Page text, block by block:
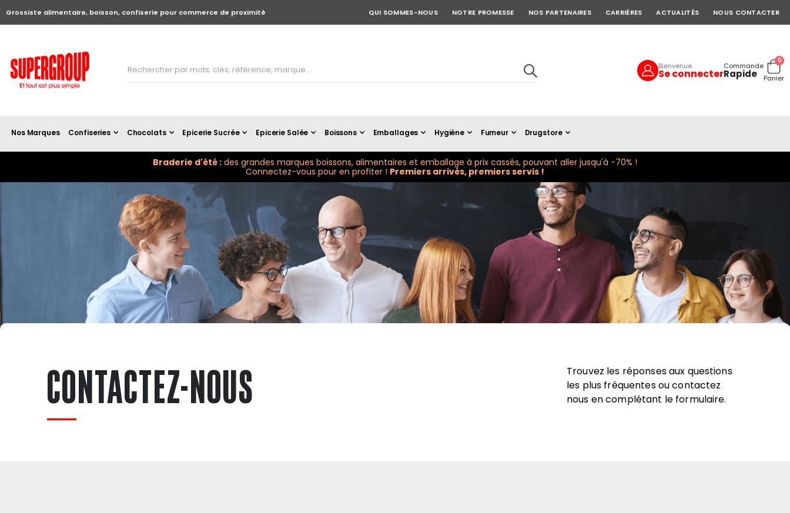
Grossiste alimentaire, boisson, confiserie pour commerce de proximité QUI SOMMES-NOUS NOTRE PROMESSE NOS PARTENAIRES CARRIÈRES ACTUALITÉS NOUS CONTACTER
Bienvenue
Se connecter
Commande
Rapide Cart
0
Panier
Nos Marques Confiseries Chocolats Epicerie Sucrée Epicerie Salée Boissons Emballages Hygiène Fumeur Drugstore
Braderie d'été : des grandes marques boissons, alimentaires et emballage à prix cassés, pouvant aller jusqu'à -70% !
Connectez-vous pour en profiter ! Premiers arrivés, premiers servis !
CONTACTEZ-NOUS
Trouvez les réponses aux questions
les plus fréquentes ou contactez
nous en complétant le formulaire.